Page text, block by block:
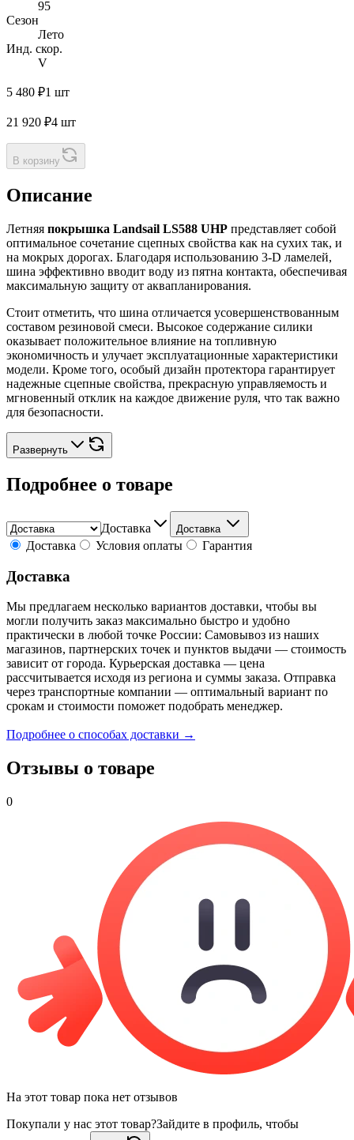
95
Сезон
Лето
Инд. скор.
V
5 480 ₽1 шт
21 920 ₽4 шт
В корзину
Описание
Летняя покрышка Landsail LS588 UHP представляет собой
оптимальное сочетание сцепных свойства как на сухих так, и
на мокрых дорогах. Благодаря использованию 3-D ламелей,
шина эффективно вводит воду из пятна контакта, обеспечивая
максимальную защиту от аквапланирования.
Стоит отметить, что шина отличается усовершенствованным
составом резиновой смеси. Высокое содержание силики
оказывает положительное влияние на топливную
экономичность и улучает эксплуатационные характеристики
модели. Кроме того, особый дизайн протектора гарантирует
надежные сцепные свойства, прекрасную управляемость и
мгновенный отклик на каждое движение руля, что так важно
для безопасности.
Развернуть
Подробнее о товаре
Доставка Доставка
Доставка Условия оплаты Гарантия
Доставка
Мы предлагаем несколько вариантов доставки, чтобы вы
могли получить заказ максимально быстро и удобно
практически в любой точке России: Самовывоз из наших
магазинов, партнерских точек и пунктов выдачи — стоимость
зависит от города. Курьерская доставка — цена
рассчитывается исходя из региона и суммы заказа. Отправка
через транспортные компании — оптимальный вариант по
срокам и стоимости поможет подобрать менеджер.
Подробнее о способах доставки →
Отзывы о товаре
0
На этот товар пока нет отзывов
Покупали у нас этот товар?Зайдите в профиль, чтобы